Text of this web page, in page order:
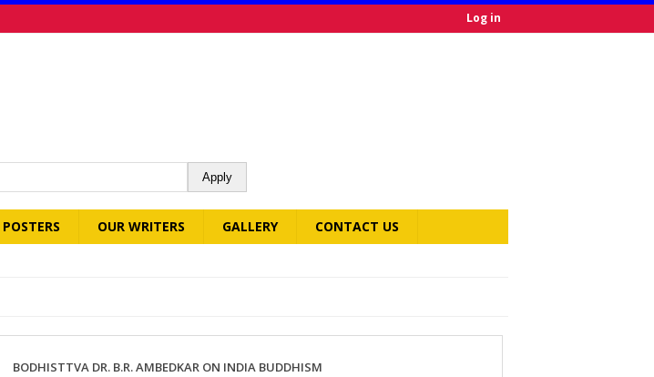
Log in
POSTERS OUR WRITERS GALLERY CONTACT US
BODHISTTVA DR. B.R. AMBEDKAR ON INDIA BUDDHISM